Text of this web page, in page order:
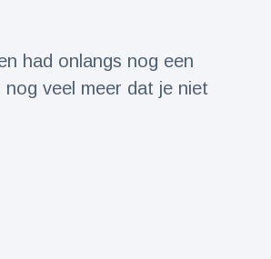
had onlangs nog een
veel meer dat je niet